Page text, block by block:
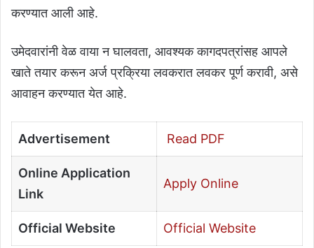
करण्यात आली आहे.
उमेदवारांनी वेळ वाया न घालवता, आवश्यक कागदपत्रांसह आपले
खाते तयार करून अर्ज प्रक्रिया लवकरात लवकर पूर्ण करावी, असे
आवाहन करण्यात येत आहे.
Advertisement Read PDF
Online Application
Link
Apply Online
Official Website Official Website